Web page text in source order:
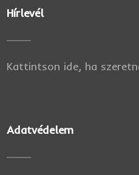
Hírlevél
Kattintson ide, ha
Adatvédelem